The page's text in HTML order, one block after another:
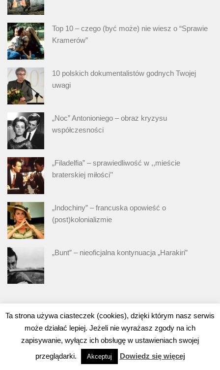
Top 10 – czego (być może) nie wiesz o “Sprawie
Kramerów”
10 polskich dokumentalistów godnych Twojej
uwagi
„Noc” Antonioniego – obraz kryzysu
współczesności
„Filadelfia” – sprawiedliwość w ,,mieście
braterskiej miłości’’
„Indochiny” – francuska opowieść o
(post)kolonializmie
„Bunt” – nieoficjalna kontynuacja „Harakiri”
Ta strona używa ciasteczek (cookies), dzięki którym nasz serwis
może działać lepiej. Jeżeli nie wyrażasz zgody na ich
zapisywanie, wyłącz ich obsługę w ustawieniach swojej
przeglądarki.
Akceptuj Dowiedz się więcej